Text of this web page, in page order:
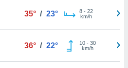
35° / 23° 8- 22
km/h
36° / 22° 10- 30
km/h